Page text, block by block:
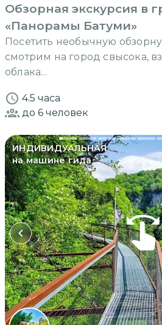
Обзорная экскурсия в
«Панорамы Батуми»
Посетить необычную
смотрим на город свысока,
облака...
4.5 часа
до 6 человек
ИНДИВИДУАЛЬНАЯ
на машине гида